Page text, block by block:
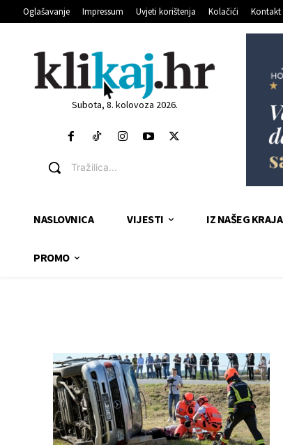
Oglašavanje Impressum Uvjeti korištenja Kolačići Kontakt
Subota, 8. kolovoza 2026.
Tražilica...
NASLOVNICA VIJESTI IZ NAŠEG KRAJA
PROMO